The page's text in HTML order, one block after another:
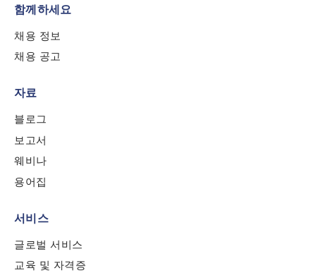
Role Level
How did you hear about us?
privacy policy
함께하세요
채용 정보
채용 공고
자료
블로그
보고서
웨비나
용어집
서비스
글로벌 서비스
교육 및 자격증